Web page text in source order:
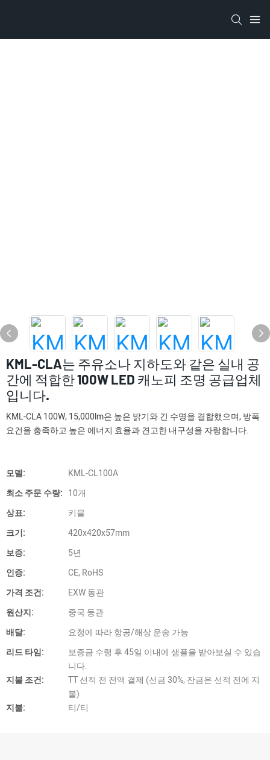
KML-CLA는 주유소나 지하도와 같은 실내 공
간에 적합한 100W LED 캐노피 조명 공급업체
입니다.
KML-CLA 100W, 15,000lm은 높은 밝기와 긴 수명을 결합했으며, 방폭
요건을 충족하고 높은 에너지 효율과 견고한 내구성을 자랑합니다.
모델:
KML-CL100A
최소 주문 수량: 10개
상표:
키믈
크기:
420x420x57mm
보증:
5년
인증:
CE, RoHS
가격 조건:
EXW 동관
원산지:
중국 둥관
배달:
요청에 따라 항공/해상 운송 가능
리드 타임:
보증금 수령 후 45일 이내에 샘플을 받아보실 수 있습
니다.
지불 조건:
TT 선적 전 전액 결제 (선금 30%, 잔금은 선적 전에 지
불)
지불:
티/티